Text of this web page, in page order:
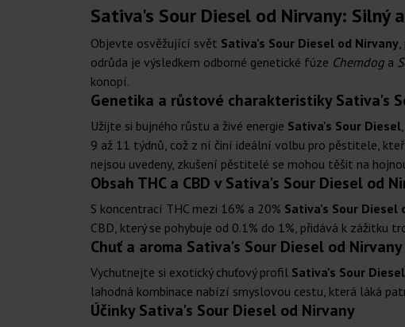
Sativa's Sour Diesel od Nirvany: Silný
Objevte osvěžující svět Sativa's Sour Diesel od Nirvany
odrůda je výsledkem odborné genetické fúze Chemdog a
konopí.
Genetika a růstové charakteristiky Sativa's
Užijte si bujného růstu a živé energie Sativa's Sour Diesel
9 až 11 týdnů, což z ní činí ideální volbu pro pěstitele,
nejsou uvedeny, zkušení pěstitelé se mohou těšit na
Obsah THC a CBD v Sativa's Sour Diesel od
S koncentrací THC mezi 16% a 20% Sativa's Sour Diesel
CBD, který se pohybuje od 0.1% do 1%, přidává k zážitku
Chuť a aroma Sativa's Sour Diesel od Nirvany
Vychutnejte si exotický chuťový profil Sativa's Sour Diesel
lahodná kombinace nabízí smyslovou cestu, která láká
Účinky Sativa's Sour Diesel od Nirvany